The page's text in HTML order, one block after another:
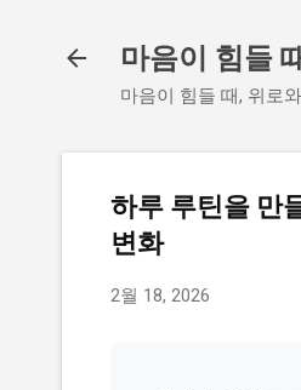
마음이 힘들
마음이 힘들 때, 위로
하루 루틴을 만
변화
2월 18, 2026